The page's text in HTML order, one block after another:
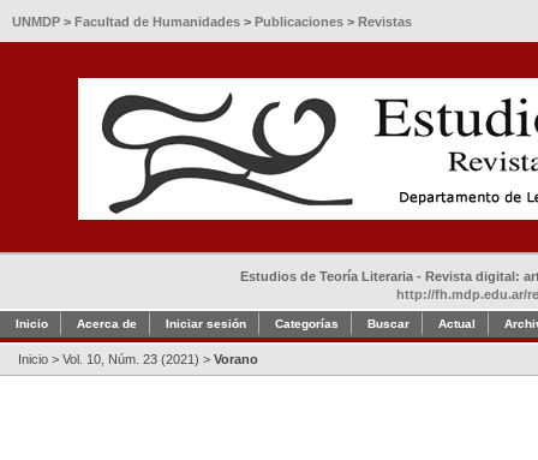
UNMDP > Facultad de Humanidades > Publicaciones > Revistas
Estudios de Teoría Literaria - Revista digital:
http://fh.mdp.edu.ar/
Inicio Acerca de Iniciar sesión Categorías Buscar Actual
Inicio > Vol. 10, Núm. 23 (2021) > Vorano